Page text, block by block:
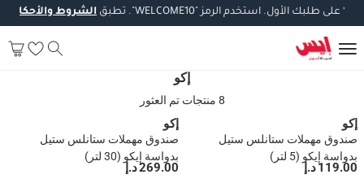
على طلبك الأول.استخدم الرمز"WELCOME10". تطبق الشروط والأحكام*.
إكو
8 منتجات تم العثور
إكو
صندوق مهملات ستانلس ستيل
بدواسة إيكو (5 لتر)
119.00 د.إ
إكو
صندوق مهملات ستانلس ستيل
بدواسة إيكو (30 لتر)
269.00 د.إ